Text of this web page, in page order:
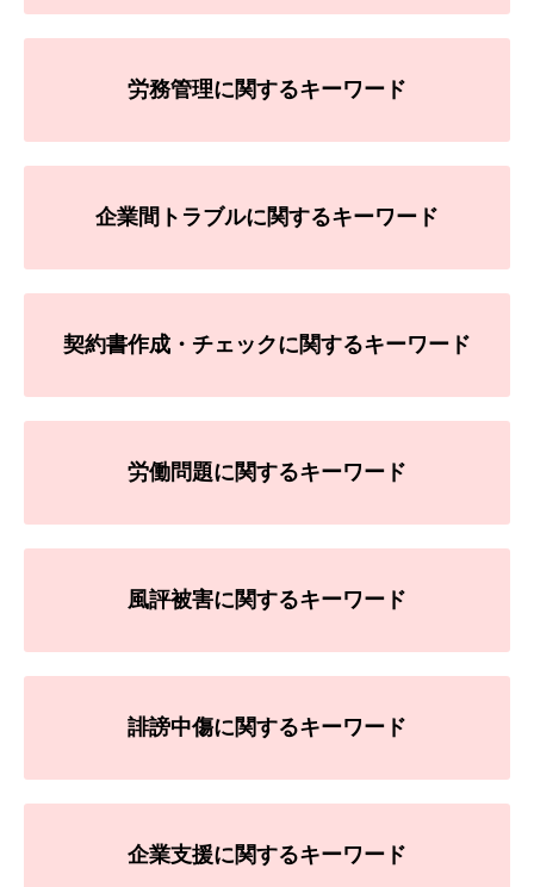
労務管理に関するキーワード
企業間トラブルに関するキーワード
契約書作成・チェックに関するキーワード
労働問題に関するキーワード
風評被害に関するキーワード
誹謗中傷に関するキーワード
企業支援に関するキーワード